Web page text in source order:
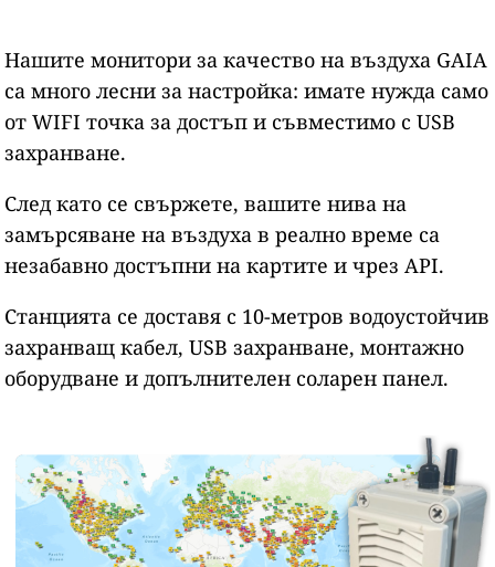
Нашите монитори за качество на въздуха GAIA
са много лесни за настройка: имате нужда само
от WIFI точка за достъп и съвместимо с USB
захранване.
След като се свържете, вашите нива на
замърсяване на въздуха в реално време са
незабавно достъпни на картите и чрез API.
Станцията се доставя с 10-метров водоустойчив
захранващ кабел, USB захранване, монтажно
оборудване и допълнителен соларен панел.